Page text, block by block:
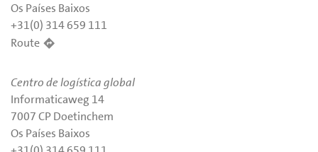
Os Países Baixos
+31(0) 314 659 111
Route
Centro de logística global
Informaticaweg 14
7007 CP Doetinchem
Os Países Baixos